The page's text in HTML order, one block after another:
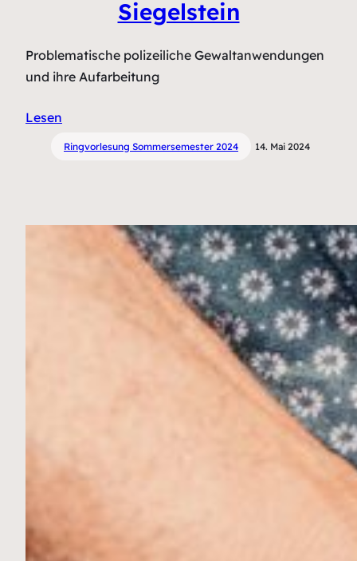
Siegelstein
Problematische polizeiliche Gewaltanwendungen
und ihre Aufarbeitung
Lesen
Ringvorlesung Sommersemester 2024 14. Mai 2024